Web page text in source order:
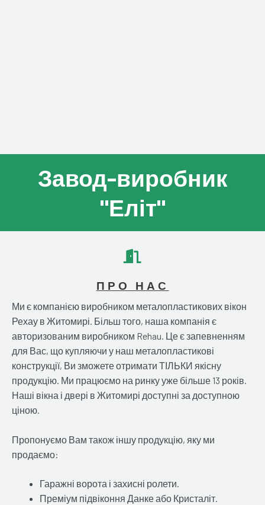
Завод-виробник
"Еліт"
ПРО НАС
Ми є компанією виробником металопластикових вікон
Рехау в Житомирі. Більш того, наша компанія є
авторизованим виробником Rehau. Це є запевненням
для Вас, що купляючи у наш металопластикові
конструкції, Ви зможете отримати ТІЛЬКИ якісну
продукцію. Ми працюємо на ринку уже більше 13 років.
Наші вікна і двері в Житомирі доступні за доступною
ціною.
Пропонуємо Вам також іншу продукцію, яку ми
продаємо:
Гаражні ворота і захисні ролети.
Преміум підвіконня Данке або Кристаліт.